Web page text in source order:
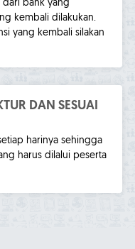
dari bank yang
kembali dilakukan.
yang kembali silakan
DAN SESUAI
harinya sehingga
harus dilalui peserta